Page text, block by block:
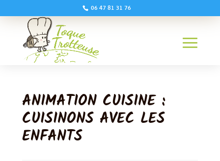
06 47 81 31 76
ANIMATION CUISINE :
CUISINONS AVEC LES
ENFANTS